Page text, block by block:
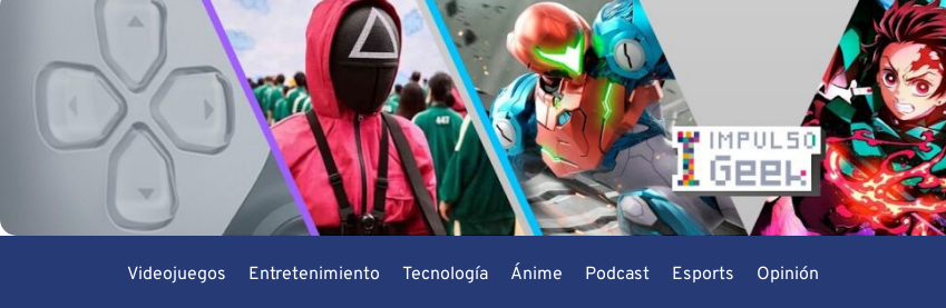
Videojuegos Entretenimiento Tecnología Ánime Podcast Esports Opinión